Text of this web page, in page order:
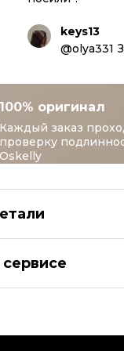
keys13
@olya331
100% оригинал
Каждый заказ
проверку
Oskelly